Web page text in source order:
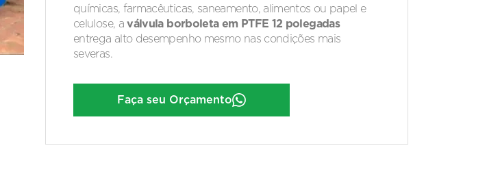
químicas, farmacêuticas, saneamento, alimentos ou papel e
celulose, aválvula borboleta em PTFE 12 polegadas
entrega alto desempenho mesmo nas condições mais
severas.
Faça seu Orçamento